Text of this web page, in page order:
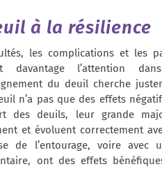
à la résilience
les complications et les
davantage l’attention
du deuil cherche
n’a pas que des effets
des deuils, leur grande
et évoluent correctement
de l’entourage, voire avec
ont des effets